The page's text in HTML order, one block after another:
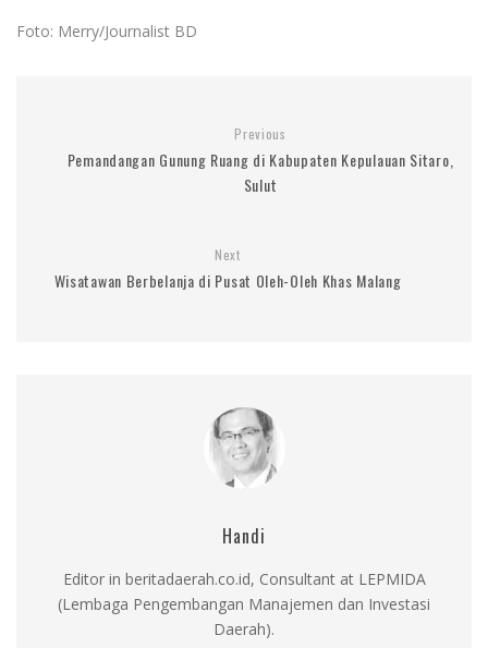
Foto: Merry/Journalist BD
Previous
Pemandangan Gunung Ruang di Kabupaten Kepulauan Sitaro,
Sulut
Next
Wisatawan Berbelanja di Pusat Oleh-Oleh Khas Malang
Handi
Editor in beritadaerah.co.id, Consultant at LEPMIDA
(Lembaga Pengembangan Manajemen dan Investasi
Daerah).